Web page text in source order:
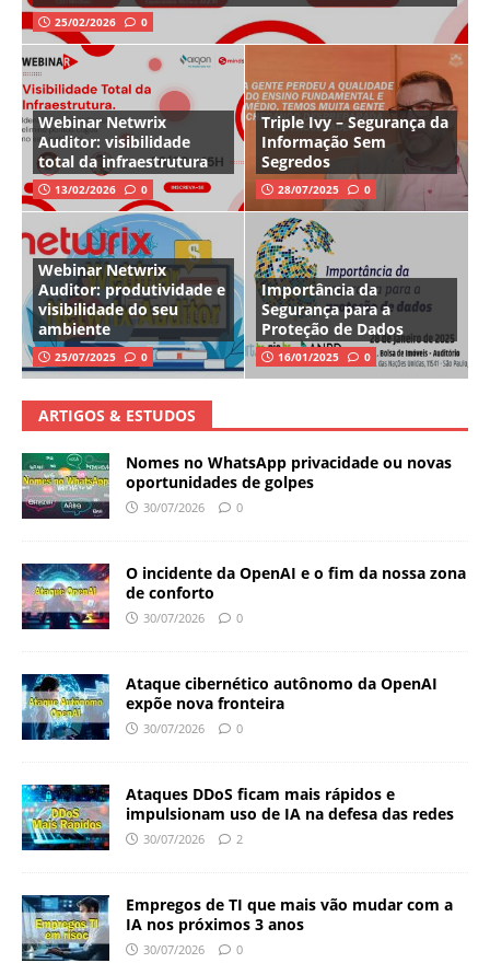
25/02/2026 0
Webinar Netwrix
Auditor: visibilidade
total da infraestrutura
13/02/2026 0
Triple Ivy – Segurança da
Informação Sem
Segredos
28/07/2025 0
Webinar Netwrix
Auditor: produtividade e
visibilidade do seu
ambiente
25/07/2025 0
Importância da
Segurança para a
Proteção de Dados
16/01/2025 0
ARTIGOS & ESTUDOS
Nomes no WhatsApp privacidade ou novas
oportunidades de golpes
30/07/2026 0
O incidente da OpenAI e o fim da nossa zona
de conforto
30/07/2026 0
Ataque cibernético autônomo da OpenAI
expõe nova fronteira
30/07/2026 0
Ataques DDoS ficam mais rápidos e
impulsionam uso de IA na defesa das redes
30/07/2026 2
Empregos de TI que mais vão mudar com a
IA nos próximos 3 anos
30/07/2026 0